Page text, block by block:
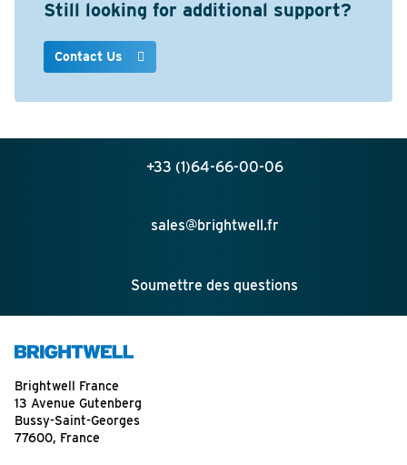
Still looking for additional support?
Contact Us
+33 (1)64-66-00-06
sales@brightwell.fr
Soumettre des questions
Brightwell France
13 Avenue Gutenberg
Bussy-Saint-Georges
77600, France